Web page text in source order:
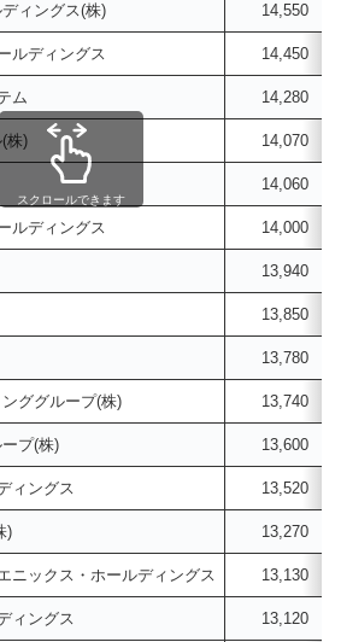
ィングス(株) 14,550
ルディングス 14,450
ム 14,280
株) 14,070
14,060
ルディングス 14,000
13,940
13,850
13,780
ググループ(株) 13,740
プ(株) 13,600
ィングス 13,520
) 13,270
ニックス・ホールディングス 13,130
ィングス 13,120
スクロールできます